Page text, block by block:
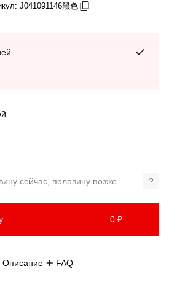
J041091146黑色
сейчас, половину позже ?
0 ₽
Описание FAQ